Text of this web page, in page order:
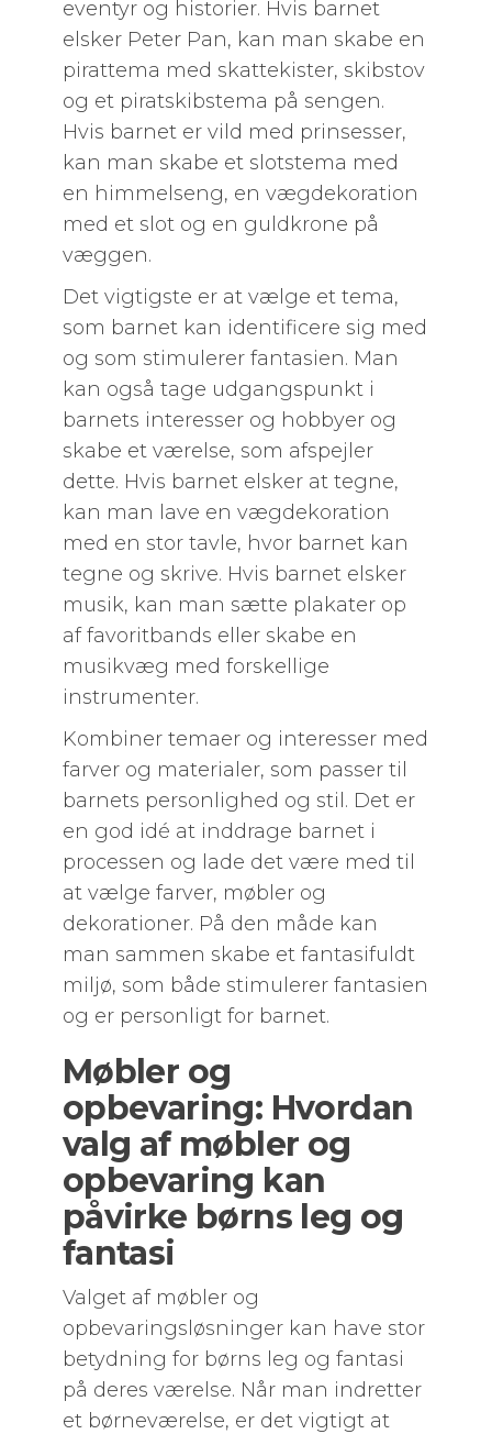
eventyr og historier. Hvis barnet
elsker Peter Pan, kan man skabe en
pirattema med skattekister, skibstov
og et piratskibstema på sengen.
Hvis barnet er vild med prinsesser,
kan man skabe et slotstema med
en himmelseng, en vægdekoration
med et slot og en guldkrone på
væggen.
Det vigtigste er at vælge et tema,
som barnet kan identificere sig med
og som stimulerer fantasien. Man
kan også tage udgangspunkt i
barnets interesser og hobbyer og
skabe et værelse, som afspejler
dette. Hvis barnet elsker at tegne,
kan man lave en vægdekoration
med en stor tavle, hvor barnet kan
tegne og skrive. Hvis barnet elsker
musik, kan man sætte plakater op
af favoritbands eller skabe en
musikvæg med forskellige
instrumenter.
Kombiner temaer og interesser med
farver og materialer, som passer til
barnets personlighed og stil. Det er
en god idé at inddrage barnet i
processen og lade det være med til
at vælge farver, møbler og
dekorationer. På den måde kan
man sammen skabe et fantasifuldt
miljø, som både stimulerer fantasien
og er personligt for barnet.
Møbler og
opbevaring: Hvordan
valg af møbler og
opbevaring kan
påvirke børns leg og
fantasi
Valget af møbler og
opbevaringsløsninger kan have stor
betydning for børns leg og fantasi
på deres værelse. Når man indretter
et børneværelse, er det vigtigt at